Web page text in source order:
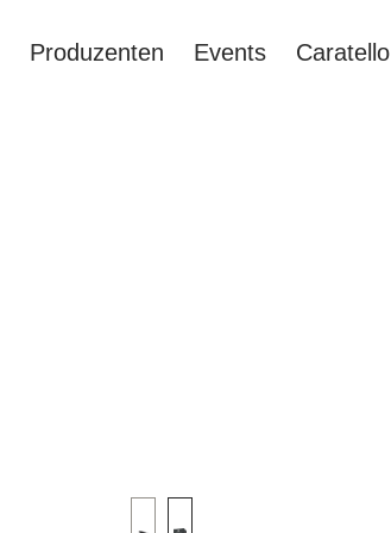
Produzenten Events Caratello